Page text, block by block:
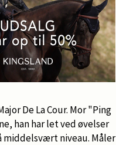
De La Cour. Mor "Ping
han har let ved øvelser
middelsvært niveau. Måler